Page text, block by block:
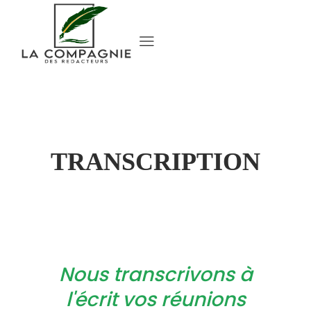
TRANSCRIPTION
Nous transcrivons à
l'écrit vos réunions